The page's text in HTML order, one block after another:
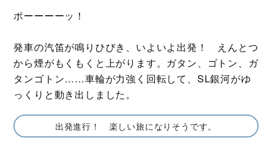
ポーーーーッ！
発車の汽笛が鳴りひびき、いよいよ出発！ えんとつ
から煙がもくもくと上がります。ガタン、ゴトン、ガ
タンゴトン……車輪が力強く回転して、SL銀河がゆ
っくりと動き出しました。
出発進行！ 楽しい旅になりそうです。